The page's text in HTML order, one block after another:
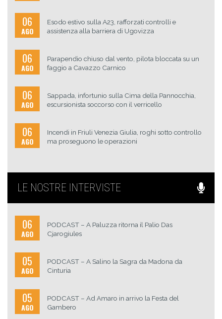
06
AGO
Esodo estivo sulla A23, rafforzati controlli e
assistenza alla barriera di Ugovizza
06
AGO
Parapendio chiuso dal vento, pilota bloccata su un
faggio a Cavazzo Carnico
06
AGO
Sappada, infortunio sulla Cima della Pannocchia,
escursionista soccorso con il verricello
06
AGO
Incendi in Friuli Venezia Giulia, roghi sotto controllo
ma proseguono le operazioni
LE NOSTRE INTERVISTE
06
AGO
PODCAST – A Paluzza ritorna il Palio Das
Cjarogiules
05
AGO
PODCAST – A Salino la Sagra da Madona da
Cinturia
05
AGO
PODCAST – Ad Amaro in arrivo la Festa del
Gambero